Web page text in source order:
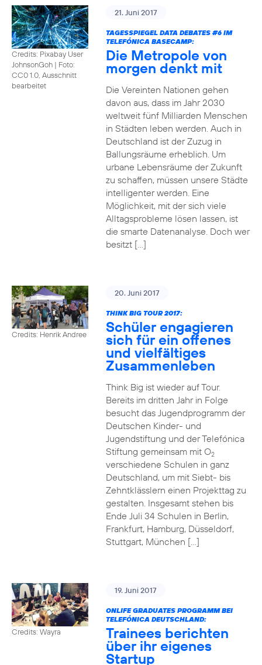
Credits: Pixabay User
JohnsonGoh | Foto:
CC0 1.0, Ausschnitt
bearbeitet
21. Juni 2017
TAGESSPIEGEL DATA DEBATES #6IM
TELEFÓNICA BASECAMP:
Die Metropole von
morgen denkt mit
Die Vereinten Nationen gehen
davon aus, dass im Jahr 2030
weltweit fünf Milliarden Menschen
in Städten leben werden. Auch in
Deutschland ist der Zuzug in
Ballungsräume erheblich. Um
urbane Lebensräume der Zukunft
zu schaffen, müssen unsere Städte
intelligenter werden. Eine
Möglichkeit, mit der sich viele
Alltagsprobleme lösen lassen, ist
die smarte Datenanalyse. Doch wer
besitzt […]
Credits: Henrik Andree
20. Juni 2017
THINK BIG TOUR 2017:
Schüler engagieren
sich für ein offenes
und vielfältiges
Zusammenleben
Think Big ist wieder auf Tour.
Bereits im dritten Jahr in Folge
besucht das Jugendprogramm der
Deutschen Kinder- und
Jugendstiftung und der Telefónica
Stiftung gemeinsam mit O2
verschiedene Schulen in ganz
Deutschland, um mit Siebt- bis
Zehntklässlern einen Projekttag zu
gestalten. Insgesamt stehen bis
Ende Juli 34 Schulen in Berlin,
Frankfurt, Hamburg, Düsseldorf,
Stuttgart, München […]
Credits: Wayra
19. Juni 2017
ONLIFE GRADUATES PROGRAMM BEI
TELEFÓNICA DEUTSCHLAND:
Trainees berichten
über ihr eigenes
Startup